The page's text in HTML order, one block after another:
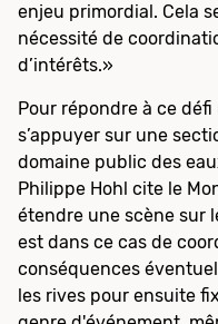
enjeu primordial. Cela
nécessité de
d’intérêts.»
Pour répondre à ce
s’appuyer sur une
domaine public des
Philippe Hohl cite le
étendre une scène sur
est dans ce cas de
conséquences
les rives pour ensuite